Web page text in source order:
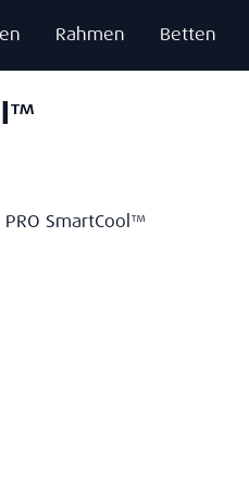
Rahmen Betten